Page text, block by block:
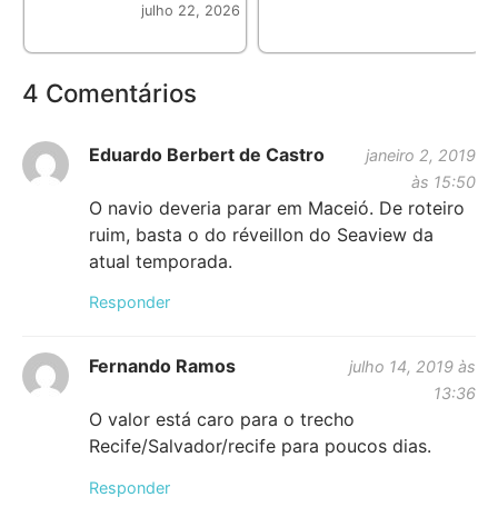
julho 22, 2026
4 Comentários
Eduardo Berbert de Castro
janeiro 2, 2019
às 15:50
O navio deveria parar em Maceió. De roteiro
ruim, basta o do réveillon do Seaview da
atual temporada.
Responder
Fernando Ramos
julho 14, 2019 às
13:36
O valor está caro para o trecho
Recife/Salvador/recife para poucos dias.
Responder